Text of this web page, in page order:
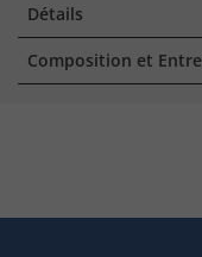
Détails
Composition et